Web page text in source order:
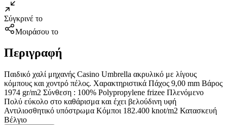
Σύγκρινέ το
Μοιράσου το
Περιγραφή
Παιδικό χαλί μηχανής Casino Umbrella ακρυλικό με λίγους
κόμπους και χοντρό πέλος. Χαρακτηριστικά Πάχος 9,00 mm Βάρος
1974 gr/m2 Σύνθεση : 100% Polypropylene frizee Πλενόμενο
Πολύ εύκολο στο καθάρισμα και έχει βελούδινη υφή
Αντιλιοσθητικό υπόστρωμα Κόμποι 182.400 knot/m2 Κατασκευή
Βέλγιο